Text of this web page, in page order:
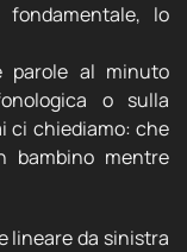
lo
parole al minuto
o sulla
ci chiediamo: che
bambino mentre
lineare da sinistra